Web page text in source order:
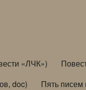
«ЛЧК»)
doc) Пять писем